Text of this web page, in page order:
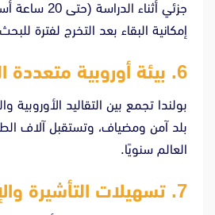
جزئي أثناء
إمكانية البقاء بعد التخرج لفترة
6. بيئة أوروبية متعددة الثقافات
بولندا تجمع بين التقاليد الأوروبية
بلد آمن ومضياف، وتستقبل آلاف
العالم سنويًا.
7. تسهيلات التأشيرة والإقامة